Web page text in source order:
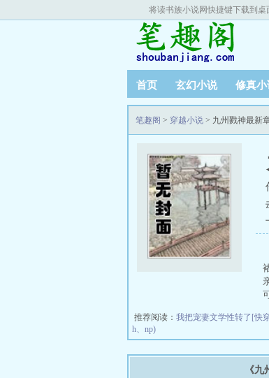
将读书族小说网快捷键下载到桌
首页 玄幻小说 修真小
笔趣阁 > 穿越小说 > 九州戮神最新
推荐阅读： 我把宠妻文学性转了[快
h、np)
《